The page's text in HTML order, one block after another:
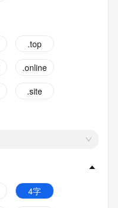
.top
.online
.site
4字